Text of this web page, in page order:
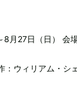
8月27日（日）
：ウィリアム・シ